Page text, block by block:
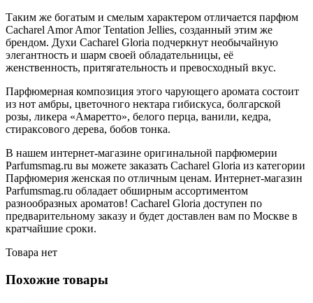
Таким же богатым и смелым характером отличается парфюм
Cacharel Amor Amor Tentation Jellies, созданный этим же
брендом. Духи Cacharel Gloria подчеркнут необычайную
элегантность и шарм своей обладательницы, её
женственность, притягательность и превосходный вкус.
Парфюмерная композиция этого чарующего аромата состоит
из нот амбры, цветочного нектара гибискуса, болгарской
розы, ликера «Амаретто», белого перца, ванили, кедра,
стираксового дерева, бобов тонка.
В нашем интернет-магазине оригинальной парфюмерии
Parfumsmag.ru вы можете заказать Cacharel Gloria из категории
Парфюмерия женская по отличным ценам. Интернет-магазин
Parfumsmag.ru обладает обширным ассортиментом
разнообразных ароматов! Cacharel Gloria доступен по
предварительному заказу и будет доставлен вам по Москве в
кратчайшие сроки.
Товара нет
Похожие товары